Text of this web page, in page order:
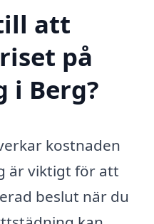
att
på
Berg?
kostnaden
är viktigt för att
beslut när du